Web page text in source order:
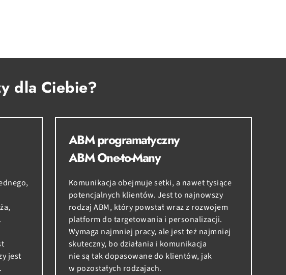
dla Ciebie?
jest
ABM programatyczny
ABM One-to-Many
Komunikacja obejmuje setki, a nawet tysiące
potencjalnych klientów. Jest to najnowszy
rodzaj ABM, który powstał wraz z rozwojem
platform do targetowania i personalizacji.
Wymaga najmniej pracy, ale jest też najmniej
skuteczny, bo działania i komunikacja
nie są tak dopasowane do klientów, jak
w pozostałych rodzajach.